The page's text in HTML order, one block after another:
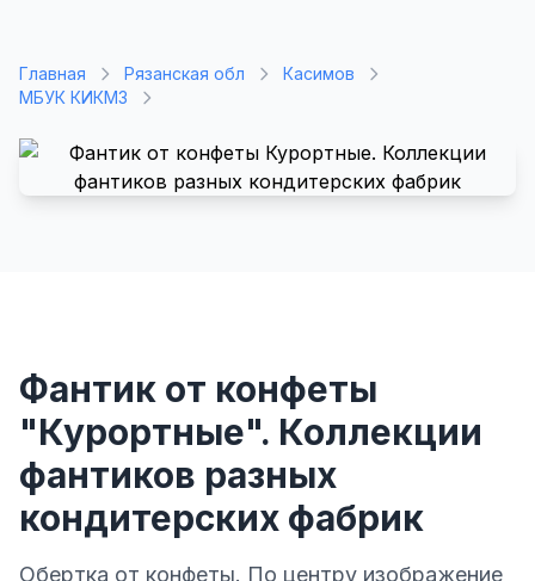
Главная Рязанская обл
Касимов
МБУК КИКМЗ
Фантик от конфеты
"Курортные". Коллекции
фантиков разных
кондитерских фабрик
Обертка от конфеты. По центру изображение